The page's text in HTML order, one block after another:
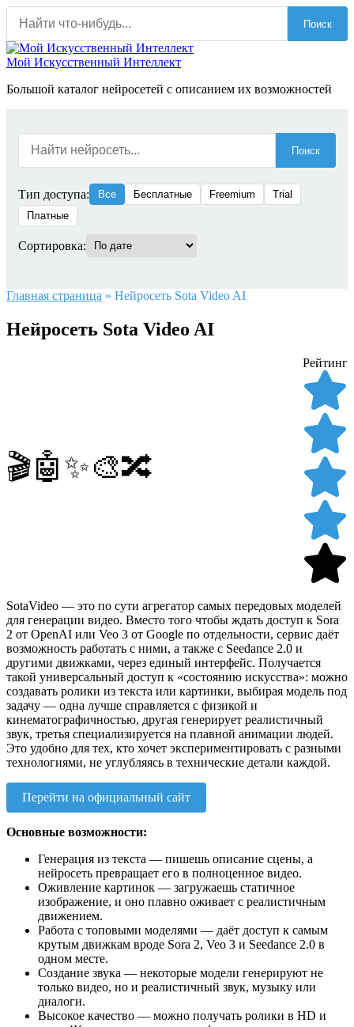
Перейти
содержанию
Поиск
Мой Искусственный Интеллект
Большой каталог нейросетей с описанием их возможностей
Поиск
Тип доступа: Все Бесплатные Freemium
Trial
Платные
Сортировка:
Главная страница » Нейросеть Sota Video AI
Нейросеть Sota Video AI
🎬🤖✨🎨🔀
Рейтинг
SotaVideo — это по сути агрегатор самых передовых моделей
для генерации видео. Вместо того чтобы ждать доступ к Sora
2 от OpenAI или Veo 3 от Google по отдельности, сервис даёт
возможность работать с ними, а также с Seedance 2.0 и
другими движками, через единый интерфейс. Получается
такой универсальный доступ к «состоянию искусства»: можно
создавать ролики из текста или картинки, выбирая модель под
задачу — одна лучше справляется с физикой и
кинематографичностью, другая генерирует реалистичный
звук, третья специализируется на плавной анимации людей.
Это удобно для тех, кто хочет экспериментировать с разными
технологиями, не углубляясь в технические детали каждой.
Перейти на официальный сайт
Основные возможности:
Генерация из текста — пишешь описание сцены, а
нейросеть превращает его в полноценное видео.
Оживление картинок — загружаешь статичное
изображение, и оно плавно оживает с реалистичным
движением.
Работа с топовыми моделями — даёт доступ к самым
крутым движкам вроде Sora 2, Veo 3 и Seedance 2.0 в
одном месте.
Создание звука — некоторые модели генерируют не
только видео, но и реалистичный звук, музыку или
диалоги.
Высокое качество — можно получать ролики в HD и